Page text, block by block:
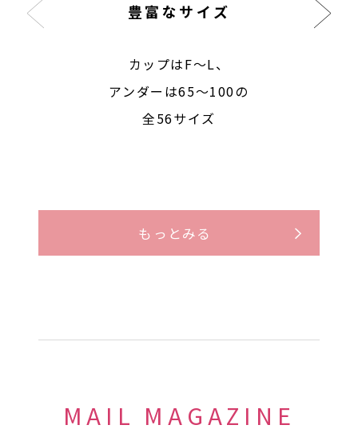
豊富なサイズ
カップはF〜L、
アンダーは65〜100の
全56サイズ
もっとみる
MAIL MAGAZINE